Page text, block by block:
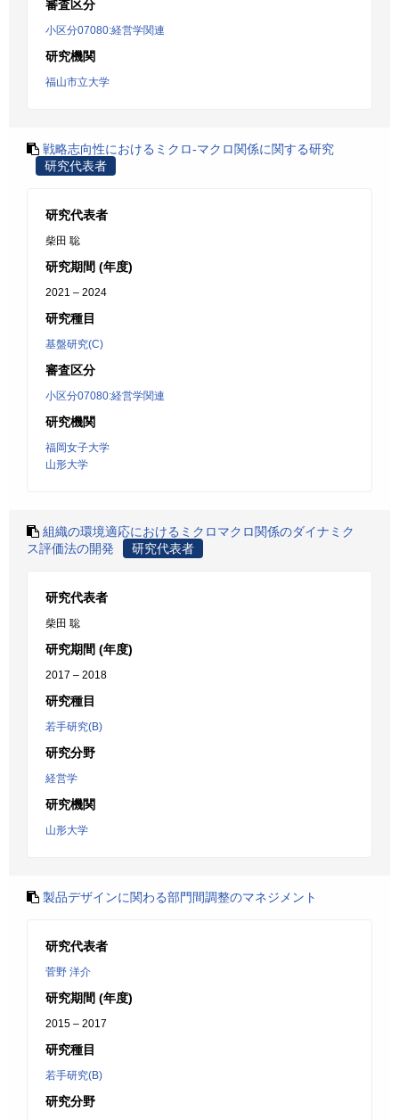
審査区分
小区分07080:経営学関連
研究機関
福山市立大学
戦略志向性におけるミクロ‐マクロ関係に関する研究
研究代表者
研究代表者
柴田 聡
研究期間 (年度)
2021 – 2024
研究種目
基盤研究(C)
審査区分
小区分07080:経営学関連
研究機関
福岡女子大学
山形大学
組織の環境適応におけるミクロマクロ関係のダイナミク
ス評価法の開発
研究代表者
研究代表者
柴田 聡
研究期間 (年度)
2017 – 2018
研究種目
若手研究(B)
研究分野
経営学
研究機関
山形大学
製品デザインに関わる部門間調整のマネジメント
研究代表者
菅野 洋介
研究期間 (年度)
2015 – 2017
研究種目
若手研究(B)
研究分野